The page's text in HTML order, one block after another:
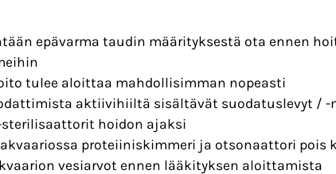
epävarma taudin määrityksestä ota ennen
tulee aloittaa mahdollisimman nopeasti
aktiivihiiltä sisältävät suodatuslevyt / -
sterilisaattorit hoidon ajaksi
proteiiniskimmeri ja otsonaattori pois
vesiarvot ennen lääkityksen aloittamista